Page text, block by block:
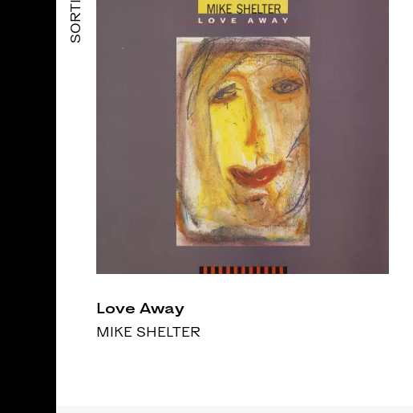
Love Away
MIKE SHELTER